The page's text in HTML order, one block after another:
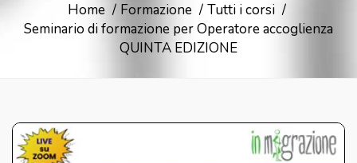
Home Formazione
Tutti i corsi
Seminario di formazione per Operatore accoglienza
QUINTA EDIZIONE